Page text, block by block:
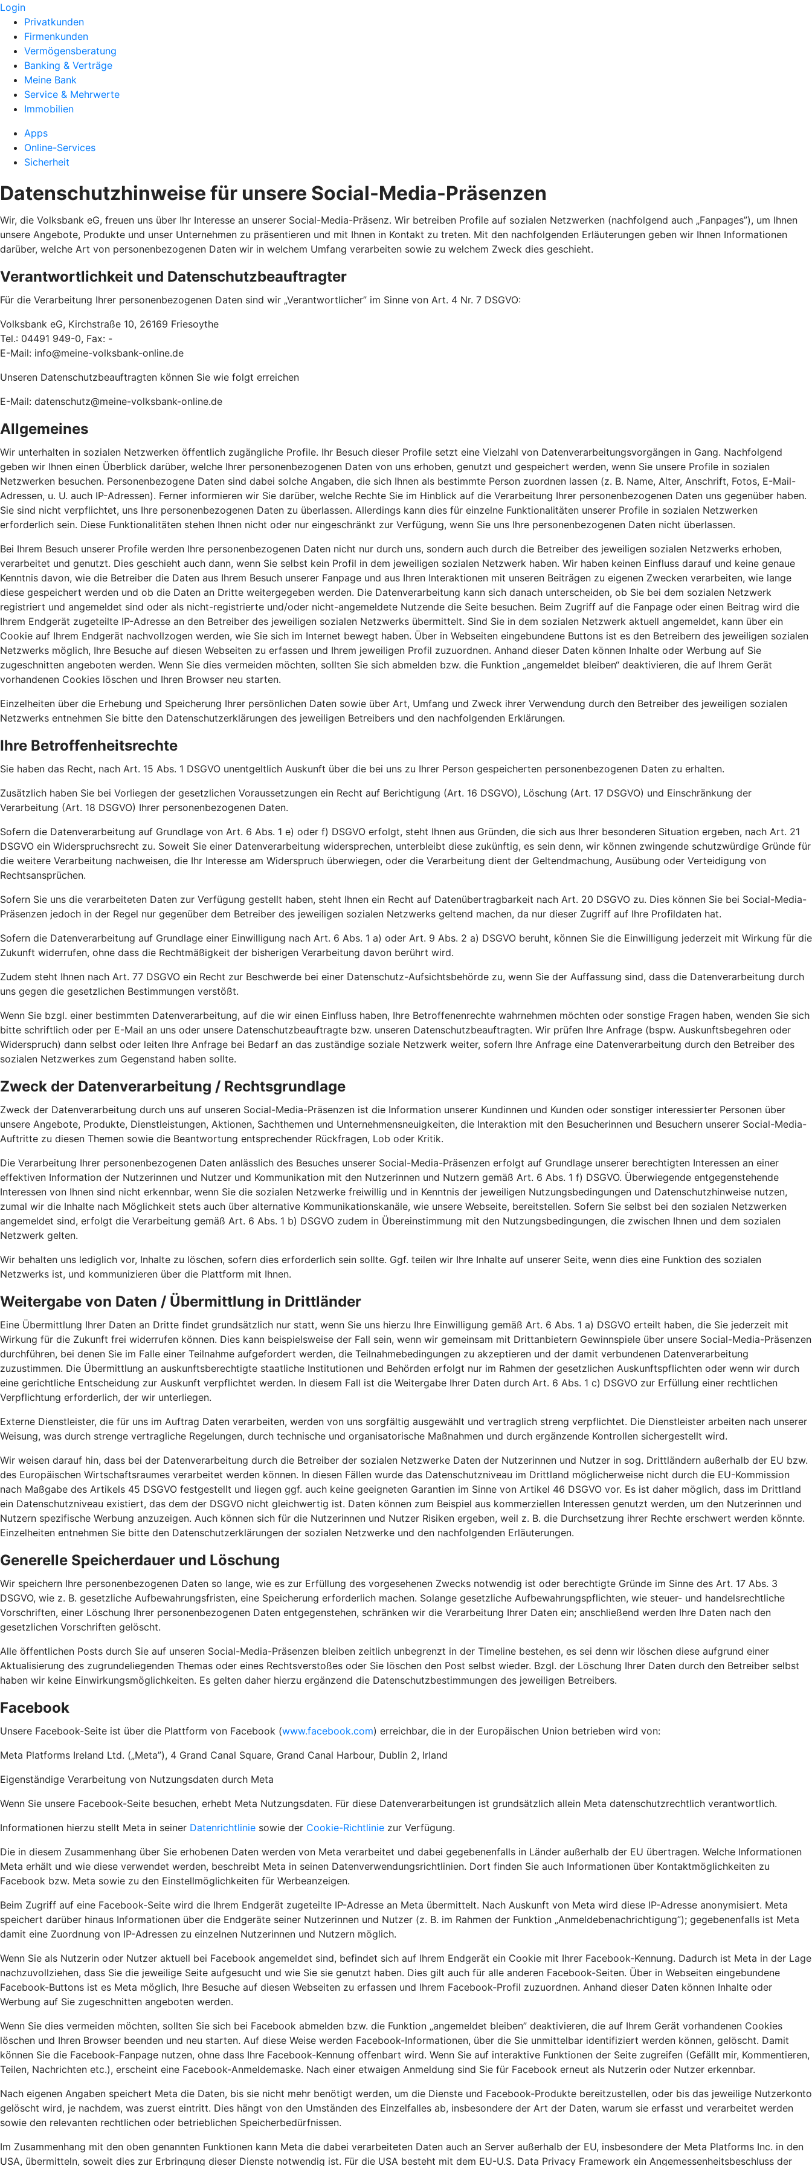
Login
Privatkunden
Firmenkunden
Vermögensberatung
Banking & Verträge
Meine Bank
Service & Mehrwerte
Immobilien
Apps
Online-Services
Sicherheit
Datenschutzhinweise für unsere Social-Media-Präsenzen
Wir, die Volksbank eG, freuen uns über Ihr Interesse an unserer Social-Media-Präsenz. Wir betreiben Profile auf sozialen Netzwerken (nachfolgend auch „Fanpages”), um Ihnen
unsere Angebote, Produkte und unser Unternehmen zu präsentieren und mit Ihnen in Kontakt zu treten. Mit den nachfolgenden Erläuterungen geben wir Ihnen Informationen
darüber, welche Art von personenbezogenen Daten wir in welchem Umfang verarbeiten sowie zu welchem Zweck dies geschieht.
Verantwortlichkeit und Datenschutzbeauftragter
Für die Verarbeitung Ihrer personenbezogenen Daten sind wir „Verantwortlicher” im Sinne von Art. 4 Nr. 7 DSGVO:
Volksbank eG, Kirchstraße 10, 26169 Friesoythe
Tel.: 04491 949-0, Fax: -
E-Mail: info@meine-volksbank-online.de
Unseren Datenschutzbeauftragten können Sie wie folgt erreichen
E-Mail: datenschutz@meine-volksbank-online.de
Allgemeines
Wir unterhalten in sozialen Netzwerken öffentlich zugängliche Profile. Ihr Besuch dieser Profile setzt eine Vielzahl von Datenverarbeitungsvorgängen in Gang. Nachfolgend
geben wir Ihnen einen Überblick darüber, welche Ihrer personenbezogenen Daten von uns erhoben, genutzt und gespeichert werden, wenn Sie unsere Profile in sozialen
Netzwerken besuchen. Personenbezogene Daten sind dabei solche Angaben, die sich Ihnen als bestimmte Person zuordnen lassen (z. B. Name, Alter, Anschrift, Fotos, E-Mail-
Adressen, u. U. auch IP-Adressen). Ferner informieren wir Sie darüber, welche Rechte Sie im Hinblick auf die Verarbeitung Ihrer personenbezogenen Daten uns gegenüber haben.
Sie sind nicht verpflichtet, uns Ihre personenbezogenen Daten zu überlassen. Allerdings kann dies für einzelne Funktionalitäten unserer Profile in sozialen Netzwerken
erforderlich sein. Diese Funktionalitäten stehen Ihnen nicht oder nur eingeschränkt zur Verfügung, wenn Sie uns Ihre personenbezogenen Daten nicht überlassen.
Bei Ihrem Besuch unserer Profile werden Ihre personenbezogenen Daten nicht nur durch uns, sondern auch durch die Betreiber des jeweiligen sozialen Netzwerks erhoben,
verarbeitet und genutzt. Dies geschieht auch dann, wenn Sie selbst kein Profil in dem jeweiligen sozialen Netzwerk haben. Wir haben keinen Einfluss darauf und keine genaue
Kenntnis davon, wie die Betreiber die Daten aus Ihrem Besuch unserer Fanpage und aus Ihren Interaktionen mit unseren Beiträgen zu eigenen Zwecken verarbeiten, wie lange
diese gespeichert werden und ob die Daten an Dritte weitergegeben werden. Die Datenverarbeitung kann sich danach unterscheiden, ob Sie bei dem sozialen Netzwerk
registriert und angemeldet sind oder als nicht-registrierte und/oder nicht-angemeldete Nutzende die Seite besuchen. Beim Zugriff auf die Fanpage oder einen Beitrag wird die
Ihrem Endgerät zugeteilte IP-Adresse an den Betreiber des jeweiligen sozialen Netzwerks übermittelt. Sind Sie in dem sozialen Netzwerk aktuell angemeldet, kann über ein
Cookie auf Ihrem Endgerät nachvollzogen werden, wie Sie sich im Internet bewegt haben. Über in Webseiten eingebundene Buttons ist es den Betreibern des jeweiligen sozialen
Netzwerks möglich, Ihre Besuche auf diesen Webseiten zu erfassen und Ihrem jeweiligen Profil zuzuordnen. Anhand dieser Daten können Inhalte oder Werbung auf Sie
zugeschnitten angeboten werden. Wenn Sie dies vermeiden möchten, sollten Sie sich abmelden bzw. die Funktion „angemeldet bleiben“ deaktivieren, die auf Ihrem Gerät
vorhandenen Cookies löschen und Ihren Browser neu starten.
Einzelheiten über die Erhebung und Speicherung Ihrer persönlichen Daten sowie über Art, Umfang und Zweck ihrer Verwendung durch den Betreiber des jeweiligen sozialen
Netzwerks entnehmen Sie bitte den Datenschutzerklärungen des jeweiligen Betreibers und den nachfolgenden Erklärungen.
Ihre Betroffenheitsrechte
Sie haben das Recht, nach Art. 15 Abs. 1 DSGVO unentgeltlich Auskunft über die bei uns zu Ihrer Person gespeicherten personenbezogenen Daten zu erhalten.
Zusätzlich haben Sie bei Vorliegen der gesetzlichen Voraussetzungen ein Recht auf Berichtigung (Art. 16 DSGVO), Löschung (Art. 17 DSGVO) und Einschränkung der
Verarbeitung (Art. 18 DSGVO) Ihrer personenbezogenen Daten.
Sofern die Datenverarbeitung auf Grundlage von Art. 6 Abs. 1 e) oder f) DSGVO erfolgt, steht Ihnen aus Gründen, die sich aus Ihrer besonderen Situation ergeben, nach Art. 21
DSGVO ein Widerspruchsrecht zu. Soweit Sie einer Datenverarbeitung widersprechen, unterbleibt diese zukünftig, es sein denn, wir können zwingende schutzwürdige Gründe für
die weitere Verarbeitung nachweisen, die Ihr Interesse am Widerspruch überwiegen, oder die Verarbeitung dient der Geltendmachung, Ausübung oder Verteidigung von
Rechtsansprüchen.
Sofern Sie uns die verarbeiteten Daten zur Verfügung gestellt haben, steht Ihnen ein Recht auf Datenübertragbarkeit nach Art. 20 DSGVO zu. Dies können Sie bei Social-Media-
Präsenzen jedoch in der Regel nur gegenüber dem Betreiber des jeweiligen sozialen Netzwerks geltend machen, da nur dieser Zugriff auf Ihre Profildaten hat.
Sofern die Datenverarbeitung auf Grundlage einer Einwilligung nach Art. 6 Abs. 1 a) oder Art. 9 Abs. 2 a) DSGVO beruht, können Sie die Einwilligung jederzeit mit Wirkung für die
Zukunft widerrufen, ohne dass die Rechtmäßigkeit der bisherigen Verarbeitung davon berührt wird.
Zudem steht Ihnen nach Art. 77 DSGVO ein Recht zur Beschwerde bei einer Datenschutz-Aufsichtsbehörde zu, wenn Sie der Auffassung sind, dass die Datenverarbeitung durch
uns gegen die gesetzlichen Bestimmungen verstößt.
Wenn Sie bzgl. einer bestimmten Datenverarbeitung, auf die wir einen Einfluss haben, Ihre Betroffenenrechte wahrnehmen möchten oder sonstige Fragen haben, wenden Sie sich
bitte schriftlich oder per E-Mail an uns oder unsere Datenschutzbeauftragte bzw. unseren Datenschutzbeauftragten. Wir prüfen Ihre Anfrage (bspw. Auskunftsbegehren oder
Widerspruch) dann selbst oder leiten Ihre Anfrage bei Bedarf an das zuständige soziale Netzwerk weiter, sofern Ihre Anfrage eine Datenverarbeitung durch den Betreiber des
sozialen Netzwerkes zum Gegenstand haben sollte.
Zweck der Datenverarbeitung / Rechtsgrundlage
Zweck der Datenverarbeitung durch uns auf unseren Social-Media-Präsenzen ist die Information unserer Kundinnen und Kunden oder sonstiger interessierter Personen über
unsere Angebote, Produkte, Dienstleistungen, Aktionen, Sachthemen und Unternehmensneuigkeiten, die Interaktion mit den Besucherinnen und Besuchern unserer Social-Media-
Auftritte zu diesen Themen sowie die Beantwortung entsprechender Rückfragen, Lob oder Kritik.
Die Verarbeitung Ihrer personenbezogenen Daten anlässlich des Besuches unserer Social-Media-Präsenzen erfolgt auf Grundlage unserer berechtigten Interessen an einer
effektiven Information der Nutzerinnen und Nutzer und Kommunikation mit den Nutzerinnen und Nutzern gemäß Art. 6 Abs. 1 f) DSGVO. Überwiegende entgegenstehende
Interessen von Ihnen sind nicht erkennbar, wenn Sie die sozialen Netzwerke freiwillig und in Kenntnis der jeweiligen Nutzungsbedingungen und Datenschutzhinweise nutzen,
zumal wir die Inhalte nach Möglichkeit stets auch über alternative Kommunikationskanäle, wie unsere Webseite, bereitstellen. Sofern Sie selbst bei den sozialen Netzwerken
angemeldet sind, erfolgt die Verarbeitung gemäß Art. 6 Abs. 1 b) DSGVO zudem in Übereinstimmung mit den Nutzungsbedingungen, die zwischen Ihnen und dem sozialen
Netzwerk gelten.
Wir behalten uns lediglich vor, Inhalte zu löschen, sofern dies erforderlich sein sollte. Ggf. teilen wir Ihre Inhalte auf unserer Seite, wenn dies eine Funktion des sozialen
Netzwerks ist, und kommunizieren über die Plattform mit Ihnen.
Weitergabe von Daten / Übermittlung in Drittländer
Eine Übermittlung Ihrer Daten an Dritte findet grundsätzlich nur statt, wenn Sie uns hierzu Ihre Einwilligung gemäß Art. 6 Abs. 1 a) DSGVO erteilt haben, die Sie jederzeit mit
Wirkung für die Zukunft frei widerrufen können. Dies kann beispielsweise der Fall sein, wenn wir gemeinsam mit Drittanbietern Gewinnspiele über unsere Social-Media-Präsenzen
durchführen, bei denen Sie im Falle einer Teilnahme aufgefordert werden, die Teilnahmebedingungen zu akzeptieren und der damit verbundenen Datenverarbeitung
zuzustimmen. Die Übermittlung an auskunftsberechtigte staatliche Institutionen und Behörden erfolgt nur im Rahmen der gesetzlichen Auskunftspflichten oder wenn wir durch
eine gerichtliche Entscheidung zur Auskunft verpflichtet werden. In diesem Fall ist die Weitergabe Ihrer Daten durch Art. 6 Abs. 1 c) DSGVO zur Erfüllung einer rechtlichen
Verpflichtung erforderlich, der wir unterliegen.
Externe Dienstleister, die für uns im Auftrag Daten verarbeiten, werden von uns sorgfältig ausgewählt und vertraglich streng verpflichtet. Die Dienstleister arbeiten nach unserer
Weisung, was durch strenge vertragliche Regelungen, durch technische und organisatorische Maßnahmen und durch ergänzende Kontrollen sichergestellt wird.
Wir weisen darauf hin, dass bei der Datenverarbeitung durch die Betreiber der sozialen Netzwerke Daten der Nutzerinnen und Nutzer in sog. Drittländern außerhalb der EU bzw.
des Europäischen Wirtschaftsraumes verarbeitet werden können. In diesen Fällen wurde das Datenschutzniveau im Drittland möglicherweise nicht durch die EU-Kommission
nach Maßgabe des Artikels 45 DSGVO festgestellt und liegen ggf. auch keine geeigneten Garantien im Sinne von Artikel 46 DSGVO vor. Es ist daher möglich, dass im Drittland
ein Datenschutzniveau existiert, das dem der DSGVO nicht gleichwertig ist. Daten können zum Beispiel aus kommerziellen Interessen genutzt werden, um den Nutzerinnen und
Nutzern spezifische Werbung anzuzeigen. Auch können sich für die Nutzerinnen und Nutzer Risiken ergeben, weil z. B. die Durchsetzung ihrer Rechte erschwert werden könnte.
Einzelheiten entnehmen Sie bitte den Datenschutzerklärungen der sozialen Netzwerke und den nachfolgenden Erläuterungen.
Generelle Speicherdauer und Löschung
Wir speichern Ihre personenbezogenen Daten so lange, wie es zur Erfüllung des vorgesehenen Zwecks notwendig ist oder berechtigte Gründe im Sinne des Art. 17 Abs. 3
DSGVO, wie z. B. gesetzliche Aufbewahrungsfristen, eine Speicherung erforderlich machen. Solange gesetzliche Aufbewahrungspflichten, wie steuer- und handelsrechtliche
Vorschriften, einer Löschung Ihrer personenbezogenen Daten entgegenstehen, schränken wir die Verarbeitung Ihrer Daten ein; anschließend werden Ihre Daten nach den
gesetzlichen Vorschriften gelöscht.
Alle öffentlichen Posts durch Sie auf unseren Social-Media-Präsenzen bleiben zeitlich unbegrenzt in der Timeline bestehen, es sei denn wir löschen diese aufgrund einer
Aktualisierung des zugrundeliegenden Themas oder eines Rechtsverstoßes oder Sie löschen den Post selbst wieder. Bzgl. der Löschung Ihrer Daten durch den Betreiber selbst
haben wir keine Einwirkungsmöglichkeiten. Es gelten daher hierzu ergänzend die Datenschutzbestimmungen des jeweiligen Betreibers.
Facebook
Unsere Facebook-Seite ist über die Plattform von Facebook (www.facebook.com) erreichbar, die in der Europäischen Union betrieben wird von:
Meta Platforms Ireland Ltd. („Meta”), 4 Grand Canal Square, Grand Canal Harbour, Dublin 2, Irland
Eigenständige Verarbeitung von Nutzungsdaten durch Meta
Wenn Sie unsere Facebook-Seite besuchen, erhebt Meta Nutzungsdaten. Für diese Datenverarbeitungen ist grundsätzlich allein Meta datenschutzrechtlich verantwortlich.
Informationen hierzu stellt Meta in seiner Datenrichtlinie sowie der Cookie-Richtlinie zur Verfügung.
Die in diesem Zusammenhang über Sie erhobenen Daten werden von Meta verarbeitet und dabei gegebenenfalls in Länder außerhalb der EU übertragen. Welche Informationen
Meta erhält und wie diese verwendet werden, beschreibt Meta in seinen Datenverwendungsrichtlinien. Dort finden Sie auch Informationen über Kontaktmöglichkeiten zu
Facebook bzw. Meta sowie zu den Einstellmöglichkeiten für Werbeanzeigen.
Beim Zugriff auf eine Facebook-Seite wird die Ihrem Endgerät zugeteilte IP-Adresse an Meta übermittelt. Nach Auskunft von Meta wird diese IP-Adresse anonymisiert. Meta
speichert darüber hinaus Informationen über die Endgeräte seiner Nutzerinnen und Nutzer (z. B. im Rahmen der Funktion „Anmeldebenachrichtigung”); gegebenenfalls ist Meta
damit eine Zuordnung von IP-Adressen zu einzelnen Nutzerinnen und Nutzern möglich.
Wenn Sie als Nutzerin oder Nutzer aktuell bei Facebook angemeldet sind, befindet sich auf Ihrem Endgerät ein Cookie mit Ihrer Facebook-Kennung. Dadurch ist Meta in der Lage
nachzuvollziehen, dass Sie die jeweilige Seite aufgesucht und wie Sie sie genutzt haben. Dies gilt auch für alle anderen Facebook-Seiten. Über in Webseiten eingebundene
Facebook-Buttons ist es Meta möglich, Ihre Besuche auf diesen Webseiten zu erfassen und Ihrem Facebook-Profil zuzuordnen. Anhand dieser Daten können Inhalte oder
Werbung auf Sie zugeschnitten angeboten werden.
Wenn Sie dies vermeiden möchten, sollten Sie sich bei Facebook abmelden bzw. die Funktion „angemeldet bleiben” deaktivieren, die auf Ihrem Gerät vorhandenen Cookies
löschen und Ihren Browser beenden und neu starten. Auf diese Weise werden Facebook-Informationen, über die Sie unmittelbar identifiziert werden können, gelöscht. Damit
können Sie die Facebook-Fanpage nutzen, ohne dass Ihre Facebook-Kennung offenbart wird. Wenn Sie auf interaktive Funktionen der Seite zugreifen (Gefällt mir, Kommentieren,
Teilen, Nachrichten etc.), erscheint eine Facebook-Anmeldemaske. Nach einer etwaigen Anmeldung sind Sie für Facebook erneut als Nutzerin oder Nutzer erkennbar.
Nach eigenen Angaben speichert Meta die Daten, bis sie nicht mehr benötigt werden, um die Dienste und Facebook-Produkte bereitzustellen, oder bis das jeweilige Nutzerkonto
gelöscht wird, je nachdem, was zuerst eintritt. Dies hängt von den Umständen des Einzelfalles ab, insbesondere der Art der Daten, warum sie erfasst und verarbeitet werden
sowie den relevanten rechtlichen oder betrieblichen Speicherbedürfnissen.
Im Zusammenhang mit den oben genannten Funktionen kann Meta die dabei verarbeiteten Daten auch an Server außerhalb der EU, insbesondere der Meta Platforms Inc. in den
USA, übermitteln, soweit dies zur Erbringung dieser Dienste notwendig ist. Für die USA besteht mit dem EU-U.S. Data Privacy Framework ein Angemessenheitsbeschluss der